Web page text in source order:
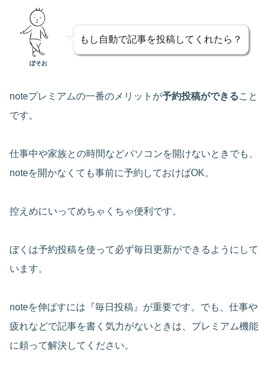
ぼそお
もし自動で記事を投稿してくれたら？
noteプレミアムの一番のメリットが予約投稿ができること
です。
仕事中や家族との時間などパソコンを開けないときでも、
noteを開かなくても事前に予約しておけばOK。
控えめにいってめちゃくちゃ便利です。
ぼくは予約投稿を使って必ず毎日更新ができるようにして
います。
noteを伸ばすには『毎日投稿』が重要です。でも、仕事や
疲れなどで記事を書く気力がないときは、プレミアム機能
に頼って解決してください。